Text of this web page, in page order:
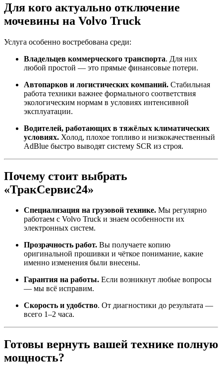
Для кого актуально отключение
мочевины на Volvo Truck
Услуга особенно востребована среди:
Владельцев коммерческого транспорта. Для них
любой простой — это прямые финансовые потери.
Автопарков и логистических компаний. Стабильная
работа техники важнее формального соответствия
экологическим нормам в условиях интенсивной
эксплуатации.
Водителей, работающих в тяжёлых климатических
условиях. Холод, плохое топливо и низкокачественный
AdBlue быстро выводят систему SCR из строя.
Почему стоит выбрать
«ТракСервис24»
Специализация на грузовой технике. Мы регулярно
работаем с Volvo Truck и знаем особенности их
электронных систем.
Прозрачность работ. Вы получаете копию
оригинальной прошивки и чёткое понимание, какие
именно изменения были внесены.
Гарантия на работы. Если возникнут любые вопросы
— мы всё исправим.
Скорость и удобство. От диагностики до результата —
всего 1–2 часа.
Готовы вернуть вашей технике полную
мощность?